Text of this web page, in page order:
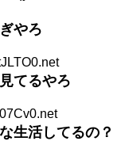
やろ
てるやろ
生活してるの？